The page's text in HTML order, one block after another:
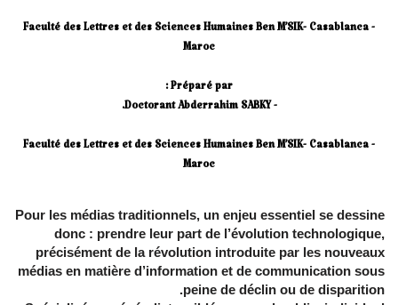
Faculté des Lettres et des Sciences Humaines Ben M’SIK- Casablanca -
Maroc
Préparé par :
- Doctorant Abderrahim SABKY.
Faculté des Lettres et des Sciences Humaines Ben M’SIK- Casablanca -
Maroc
Pour les médias traditionnels, un enjeu essentiel se dessine
donc : prendre leur part de l’évolution technologique,
précisément de la révolution introduite par les nouveaux
médias en matière d’information et de communication sous
peine de déclin ou de disparition.